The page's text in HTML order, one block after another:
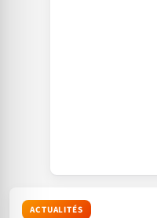
ACTUALITÉS